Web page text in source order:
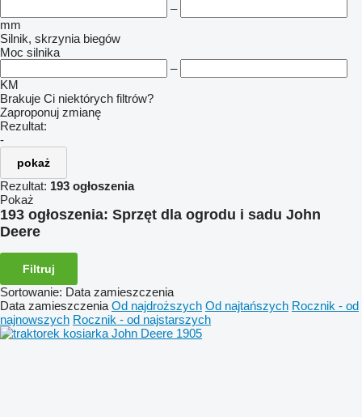
–
mm
Silnik, skrzynia biegów
Moc silnika
–
KM
Brakuje Ci niektórych filtrów?
Zaproponuj zmianę
Rezultat:
-
pokaż
Rezultat: 193 ogłoszenia
Pokaż
193 ogłoszenia: Sprzęt dla ogrodu i sadu John
Deere
Filtruj
Sortowanie: Data zamieszczenia
Data zamieszczenia Od najdroższych Od najtańszych Rocznik - od
najnowszych Rocznik - od najstarszych